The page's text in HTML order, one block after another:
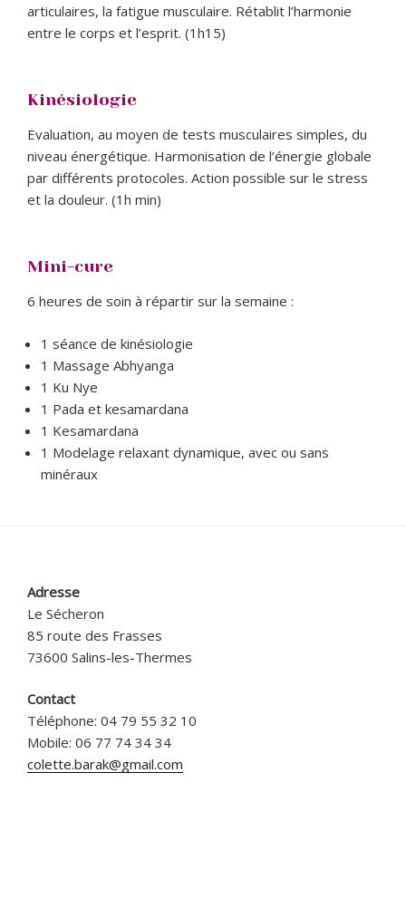
articulaires, la fatigue musculaire. Rétablit l’harmonie
entre le corps et l’esprit. (1h15)
Kinésiologie
Evaluation, au moyen de tests musculaires simples, du
niveau énergétique. Harmonisation de l’énergie globale
par différents protocoles. Action possible sur le stress
et la douleur. (1h min)
Mini-cure
6 heures de soin à répartir sur la semaine :
1 séance de kinésiologie
1 Massage Abhyanga
1 Ku Nye
1 Pada et kesamardana
1 Kesamardana
1 Modelage relaxant dynamique, avec ou sans
minéraux
Adresse
Le Sécheron
85 route des Frasses
73600 Salins-les-Thermes
Contact
Téléphone: 04 79 55 32 10
Mobile: 06 77 74 34 34
colette.barak@gmail.com